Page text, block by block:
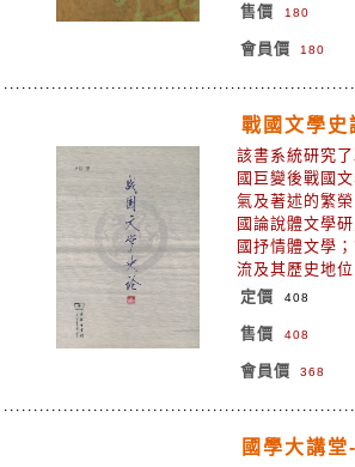
售價 180
會員價 180
戰國文學史
該書系統研究
國巨變後戰國
氣及著述的繁
國論說體文學
國抒情體文學
流及其歷史地
定價
408
售價 408
會員價 368
國學大講